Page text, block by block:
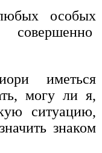
особых
иметься
могу ли я,
ситуацию,
знаком